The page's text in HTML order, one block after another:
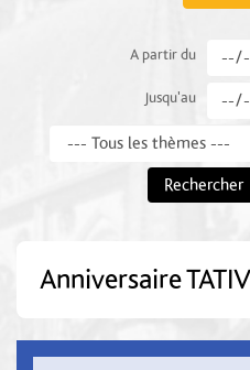
A partir du
Jusqu'au
Rechercher
Anniversaire